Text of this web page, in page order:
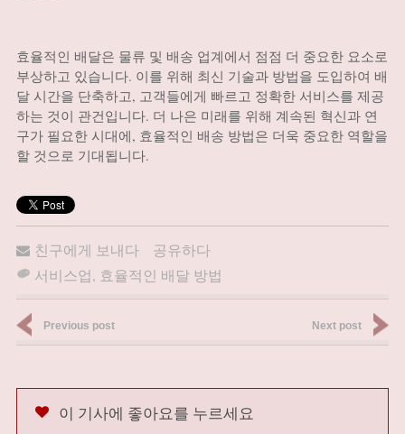
효율적인 배달은 물류 및 배송 업계에서 점점 더 중요한 요소로
부상하고 있습니다. 이를 위해 최신 기술과 방법을 도입하여 배
달 시간을 단축하고, 고객들에게 빠르고 정확한 서비스를 제공
하는 것이 관건입니다. 더 나은 미래를 위해 계속된 혁신과 연
구가 필요한 시대에, 효율적인 배송 방법은 더욱 중요한 역할을
할 것으로 기대됩니다.
친구에게 보내다
공유하다
서비스업, 효율적인 배달 방법
Previous post Next post
이 기사에 좋아요를 누르세요